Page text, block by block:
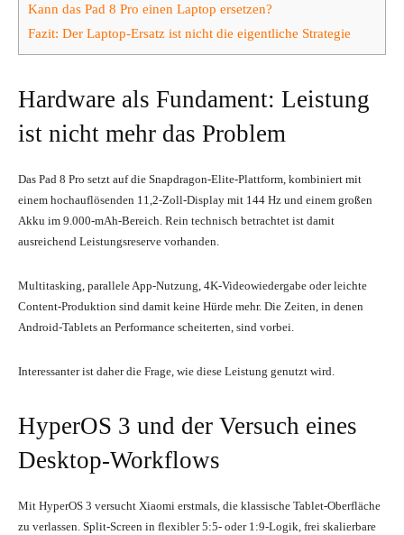
Kann das Pad 8 Pro einen Laptop ersetzen?
Fazit: Der Laptop-Ersatz ist nicht die eigentliche Strategie
Hardware als Fundament: Leistung
ist nicht mehr das Problem
Das Pad 8 Pro setzt auf die Snapdragon-Elite-Plattform, kombiniert mit
einem hochauflösenden 11,2-Zoll-Display mit 144 Hz und einem großen
Akku im 9.000-mAh-Bereich. Rein technisch betrachtet ist damit
ausreichend Leistungsreserve vorhanden.
Multitasking, parallele App-Nutzung, 4K-Videowiedergabe oder leichte
Content-Produktion sind damit keine Hürde mehr. Die Zeiten, in denen
Android-Tablets an Performance scheiterten, sind vorbei.
Interessanter ist daher die Frage, wie diese Leistung genutzt wird.
HyperOS 3 und der Versuch eines
Desktop-Workflows
Mit HyperOS 3 versucht Xiaomi erstmals, die klassische Tablet-Oberfläche
zu verlassen. Split-Screen in flexibler 5:5- oder 1:9-Logik, frei skalierbare